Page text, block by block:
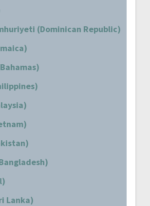
(Dominican Republic)
Lanka)